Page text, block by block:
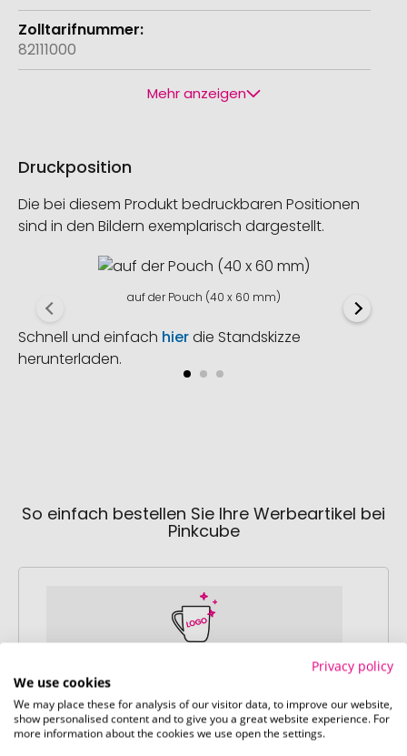
82111000
Mehr anzeigen
Druckposition
Die bei diesem Produkt bedruckbaren Positionen
sind in den Bildern exemplarisch dargestellt.
auf der Pouch (40 x 60 mm)
Schnell und einfach hierdie Standskizze
herunterladen.
So einfach bestellen Sie Ihre Werbeartikel bei
Pinkcube
Schritt 1:
Artikelkonfiguration
Wählen Sie Ihre gewünschten
Werbeartikel aus und passen Sie diese
Privacy policy
We use cookies
We may place these for analysis of our visitor data, to improve our website,
show personalised content and to give you a great website experience. For
more information about the cookies we use open the settings.